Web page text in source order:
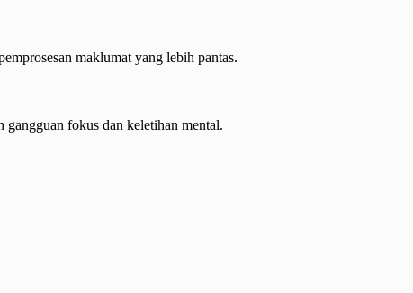
maklumat yang lebih pantas.
fokus dan keletihan mental.